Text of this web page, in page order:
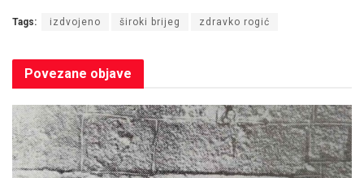
Tags: izdvojeno široki brijeg zdravko rogić
Povezane objave